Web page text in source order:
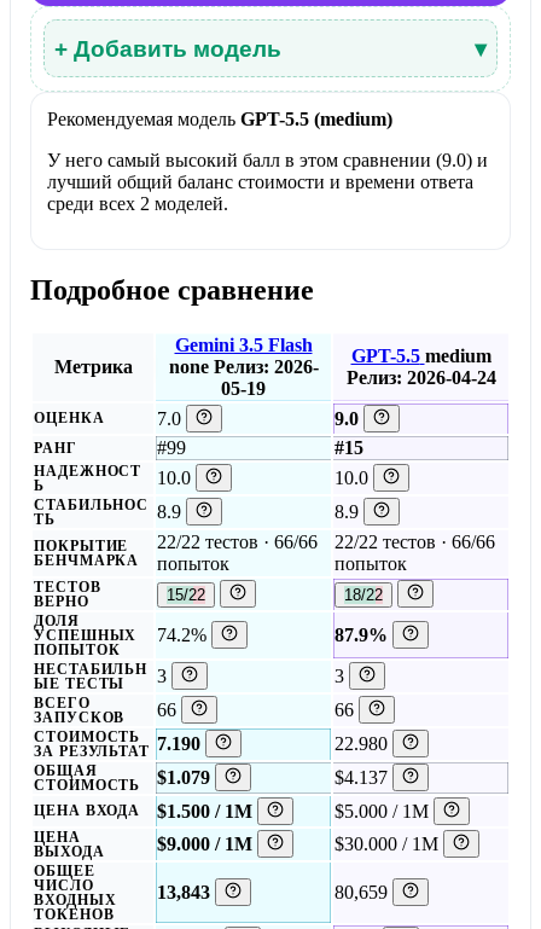
+ Добавить модель ▾
Рекомендуемая модель GPT-5.5 (medium)
У него самый высокий балл в этом сравнении (9.0) и
лучший общий баланс стоимости и времени ответа
среди всех 2 моделей.
Подробное сравнение
Метрика
Gemini 3.5 Flash
none Релиз: 2026-
05-19
GPT-5.5 medium
Релиз: 2026-04-24
ОЦЕНКА 7.0 9.0
РАНГ #99 #15
НАДЕЖНОСТ
Ь
10.0 10.0
СТАБИЛЬНОС
ТЬ
8.9 8.9
ПОКРЫТИЕ
БЕНЧМАРКА
22/22 тестов · 66/66
попыток
22/22 тестов · 66/66
попыток
ТЕСТОВ
ВЕРНО
15/22 18/22
ДОЛЯ
УСПЕШНЫХ
ПОПЫТОК
74.2% 87.9%
НЕСТАБИЛЬН
ЫЕ ТЕСТЫ
3 3
ВСЕГО
ЗАПУСКОВ
66 66
СТОИМОСТЬ
ЗА РЕЗУЛЬТАТ
7.190 22.980
ОБЩАЯ
СТОИМОСТЬ
$1.079 $4.137
ЦЕНА ВХОДА $1.500 / 1M $5.000 / 1M
ЦЕНА
ВЫХОДА
$9.000 / 1M $30.000 / 1M
ОБЩЕЕ
ЧИСЛО
ВХОДНЫХ
ТОКЕНОВ
13,843 80,659